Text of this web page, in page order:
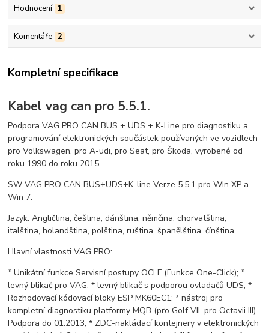
Hodnocení 1
Komentáře 2
Kompletní specifikace
Kabel vag can pro 5.5.1.
Podpora VAG PRO CAN BUS + UDS + K-Line pro diagnostiku a
programování elektronických součástek používaných ve vozidlech
pro Volkswagen, pro A-udi, pro Seat, pro Škoda, vyrobené od
roku 1990 do roku 2015.
SW VAG PRO CAN BUS+UDS+K-line Verze 5.5.1 pro WIn XP a
Win 7.
Jazyk: Angličtina, čeština, dánština, němčina, chorvatština,
italština, holandština, polština, ruština, španělština, čínština
Hlavní vlastnosti VAG PRO:
* Unikátní funkce Servisní postupy OCLF (Funkce One-Click); *
levný blikač pro VAG; * levný blikač s podporou ovladačů UDS; *
Rozhodovací kódovací bloky ESP MK60EC1; * nástroj pro
kompletní diagnostiku platformy MQB (pro Golf VII, pro Octavii III)
Podpora do 01.2013; * ZDC-nakládací kontejnery v elektronických